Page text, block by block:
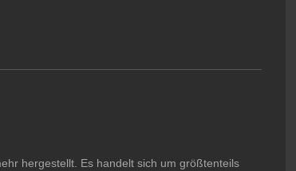
hergestellt. Es handelt sich um größtenteils